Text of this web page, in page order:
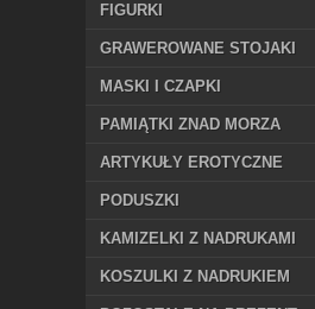
FIGURKI
GRAWEROWANE STOJAKI
MASKI I CZAPKI
PAMIĄTKI ZNAD MORZA
ARTYKUŁY EROTYCZNE
PODUSZKI
KAMIZELKI Z NADRUKAMI
KOSZULKI Z NADRUKIEM